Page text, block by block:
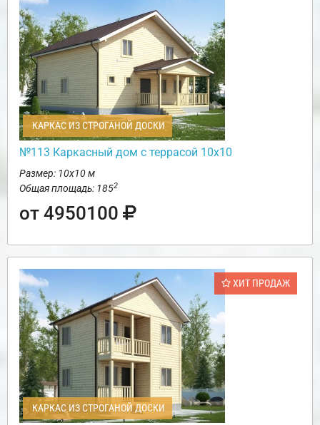
КАРКАС ИЗ СТРОГАНОЙ ДОСКИ
№113 Каркасный дом с террасой 10х10
Размер: 10х10 м
Общая площадь: 1852
от 4950100
ХИТ ПРОДАЖ
КАРКАС ИЗ СТРОГАНОЙ ДОСКИ